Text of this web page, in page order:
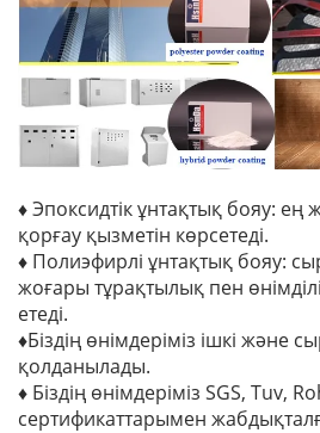
♦ Эпоксидтік ұнтақтық бояу:
қорғау қызметін көрсетеді.
♦ Полиэфирлі ұнтақтық бояу:
жоғары тұрақтылық пен
етеді.
♦Біздің өнімдеріміз ішкі және
қолданылады.
♦ Біздің өнімдеріміз SGS, Tuv,
сертификаттарымен